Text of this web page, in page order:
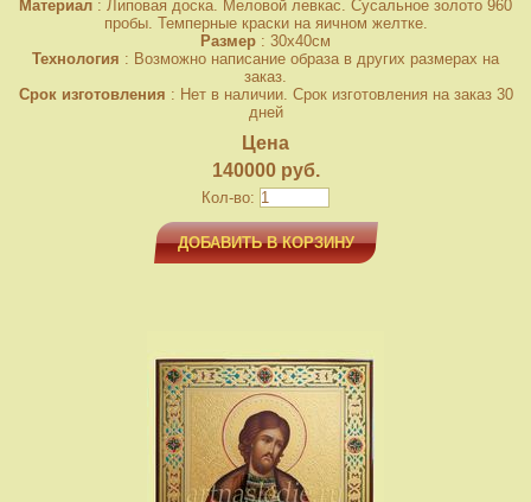
Материал : Липовая доска. Меловой левкас. Сусальное золото 960
пробы. Темперные краски на яичном желтке.
Размер : 30x40см
Технология : Возможно написание образа в других размерах на
заказ.
Срок изготовления : Нет в наличии. Срок изготовления на заказ 30
дней
Цена
140000 руб.
Кол-во:
ДОБАВИТЬ В КОРЗИНУ